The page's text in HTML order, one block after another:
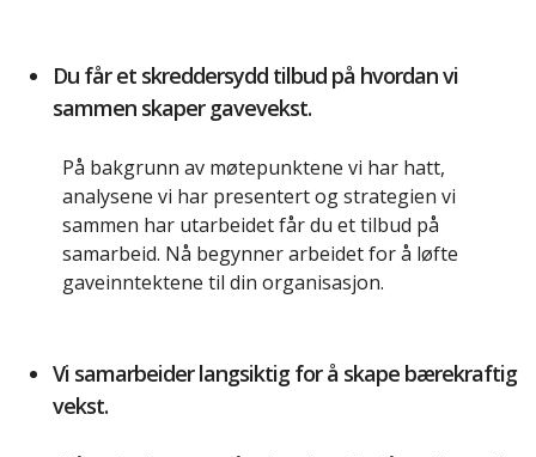
Du får et skreddersydd tilbud på hvordan vi
sammen skaper gavevekst.
På bakgrunn av møtepunktene vi har hatt,
analysene vi har presentert og strategien vi
sammen har utarbeidet får du et tilbud på
samarbeid. Nå begynner arbeidet for å løfte
gaveinntektene til din organisasjon.
Vi samarbeider langsiktig for å skape bærekraftig
vekst.